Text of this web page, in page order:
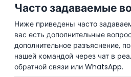
Часто задаваемые
Ниже приведены часто
вас есть дополнительные
дополнительное разъяснение,
нашей командой через чат в
обратной связи или WhatsApp.